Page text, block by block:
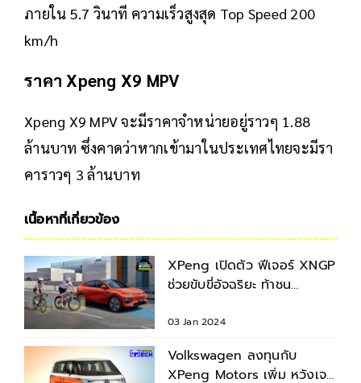
ภายใน 5.7 วินาที ความเร็วสูงสุด Top Speed 200
km/h
ราคา Xpeng X9 MPV
Xpeng X9 MPV จะมีราคาจำหน่ายอยู่ราวๆ 1.88
ล้านบาท ซึ่งคาดว่าหากเข้ามาในประเทศไทยจะมีรา
คาราวๆ 3 ล้านบาท
เนื้อหาที่เกี่ยวข้อง
XPeng เปิดตัว ฟีเจอร์ XNGP
ช่วยขับขี่อัจฉริยะ ท้าชน
03 Jan 2024
Volkswagen ลงทุนกับ
XPeng Motors เพิ่ม หวังเจาะ